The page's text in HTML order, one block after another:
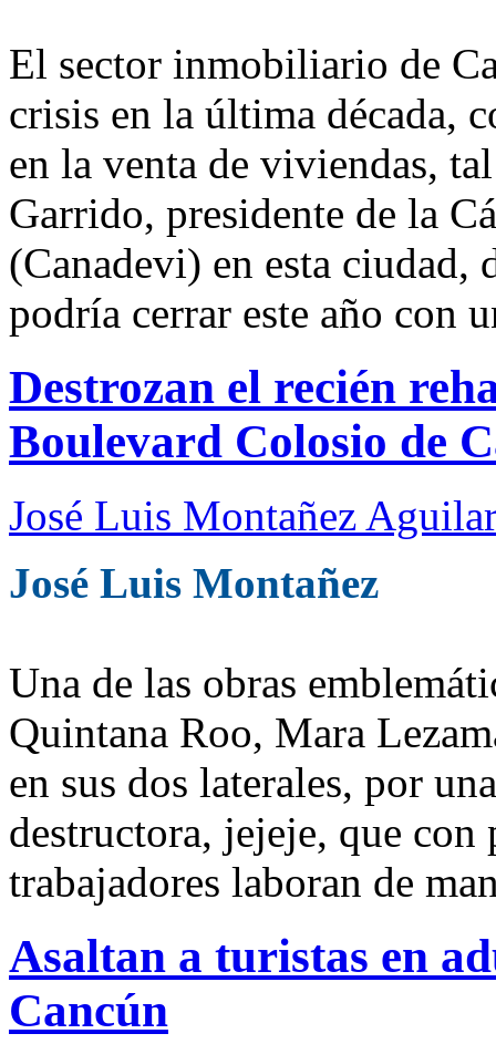
El sector inmobiliario de
crisis en la última década,
en la venta de viviendas,
Garrido, presidente de la
(Canadevi) en esta
podría cerrar este año con
Destrozan el recién
Boulevard Colosio de
José Luis Montañez Aguilar
José Luis Montañez
Una de las obras
Quintana Roo, Mara
en sus dos laterales, por
destructora, jejeje, que con
trabajadores laboran de
Asaltan a turistas en
Cancún